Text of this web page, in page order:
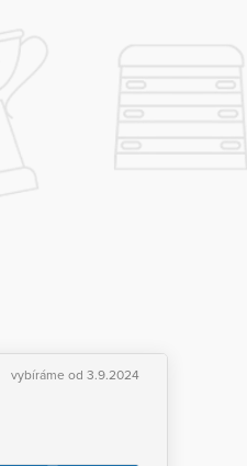
vybíráme od 3.9.2024